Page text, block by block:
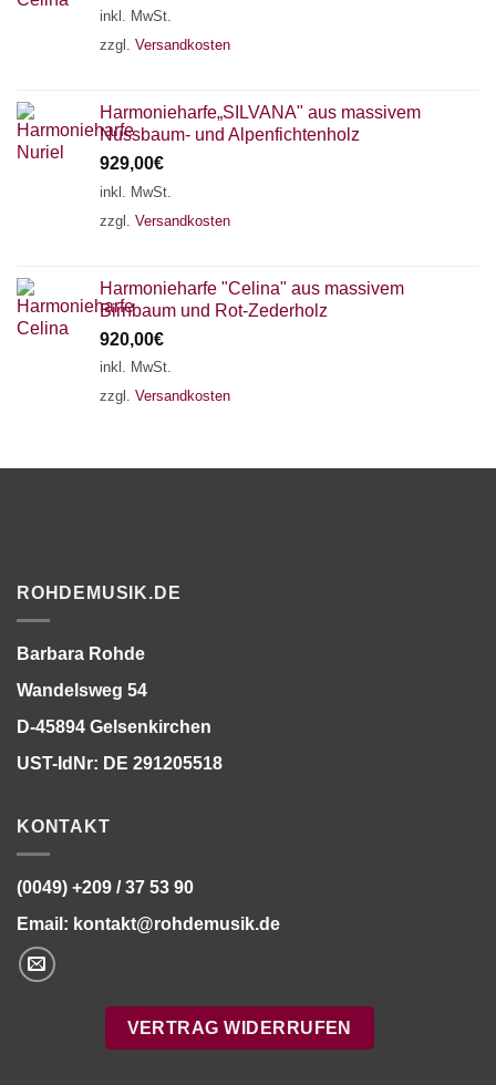
inkl. MwSt.
zzgl. Versandkosten
Harmonieharfe„SILVANA" aus massivem
Nussbaum- und Alpenfichtenholz
929,00€
inkl. MwSt.
zzgl. Versandkosten
Harmonieharfe "Celina" aus massivem
Birnbaum und Rot-Zederholz
920,00€
inkl. MwSt.
zzgl. Versandkosten
ROHDEMUSIK.DE
Barbara Rohde
Wandelsweg 54
D-45894 Gelsenkirchen
UST-IdNr: DE 291205518
KONTAKT
(0049) +209 / 37 53 90
Email: kontakt@rohdemusik.de
VERTRAG WIDERRUFEN